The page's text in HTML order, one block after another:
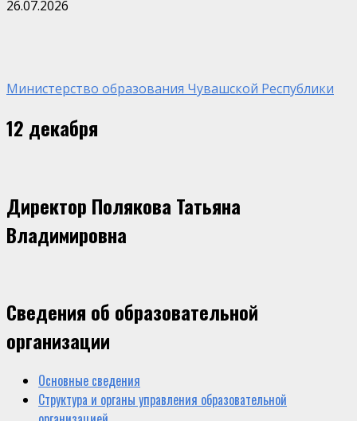
26.07.2026
Министерство образования Чувашской Республики
12 декабря
Директор Полякова Татьяна
Владимировна
Сведения об образовательной
организации
Основные сведения
Структура и органы управления образовательной